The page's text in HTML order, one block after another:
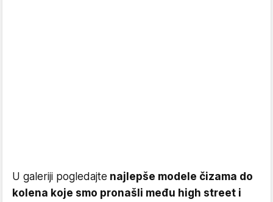
U galeriji pogledajte najlepše modele čizama do
kolena koje smo pronašli među high street i